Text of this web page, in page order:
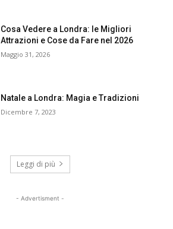
Cosa Vedere a Londra: le Migliori
Attrazioni e Cose da Fare nel 2026
Maggio 31, 2026
Natale a Londra: Magia e Tradizioni
Dicembre 7, 2023
Leggi di più
- Advertisment -